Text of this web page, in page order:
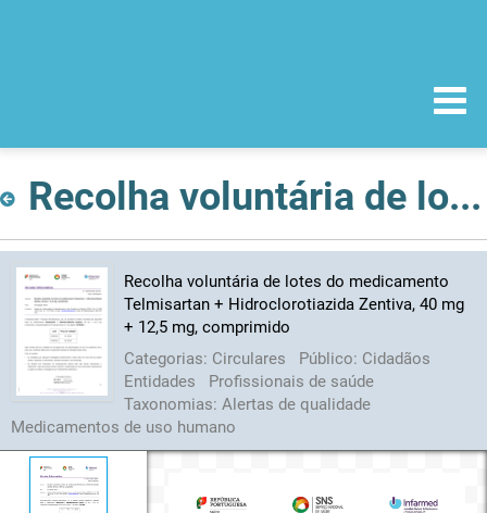
Recolha voluntária de lotes do medicamento Telmisartan + Hidroclorotiazida Zentiva, 40 mg + 12,5 mg, comprimido
Recolha voluntária de lotes do medicamento
Telmisartan + Hidroclorotiazida Zentiva, 40 mg
+ 12,5 mg, comprimido
Categorias: Circulares Público: Cidadãos
Entidades
Profissionais de saúde
Taxonomias: Alertas de qualidade
Medicamentos de uso humano